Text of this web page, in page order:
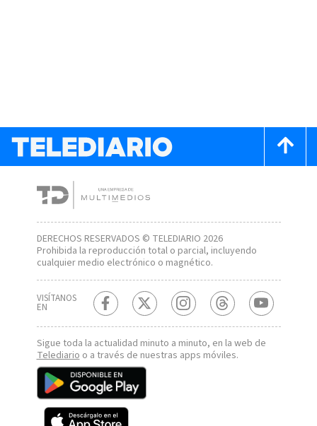
DERECHOS RESERVADOS © TELEDIARIO 2026
Prohibida la reproducción total o parcial, incluyendo
cualquier medio electrónico o magnético.
VISÍTANOS
EN
Sigue toda la actualidad minuto a minuto, en la web de
Telediario o a través de nuestras apps móviles.